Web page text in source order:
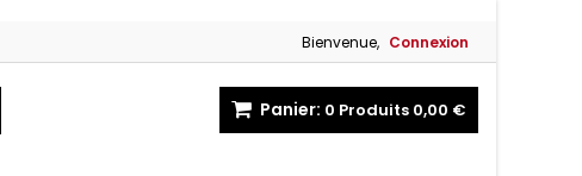
Bienvenue, Connexion
Panier: 0 Produits 0,00 €